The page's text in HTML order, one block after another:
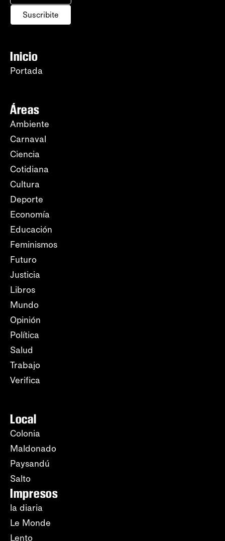
Suscribite
Inicio
Portada
Áreas
Ambiente
Carnaval
Ciencia
Cotidiana
Cultura
Deporte
Economía
Educación
Feminismos
Futuro
Justicia
Libros
Mundo
Opinión
Política
Salud
Trabajo
Verifica
Local
Colonia
Maldonado
Paysandú
Salto
Impresos
la diaria
Le Monde
Lento